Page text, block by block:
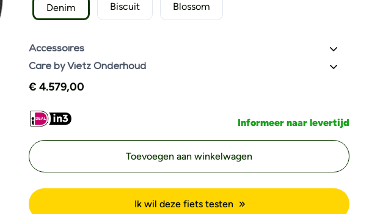
Informeer naar levertijd
Denim Biscuit Blossom
Accessoires
Care by Vietz Onderhoud
€ 4.579,00
Toevoegen aan winkelwagen
Ik wil deze fiets testen